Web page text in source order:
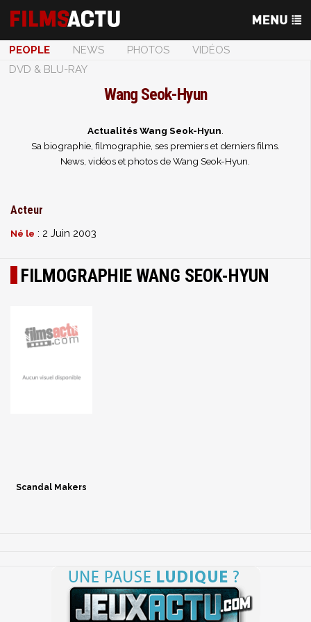
PEOPLE NEWS PHOTOS
VIDÉOS
DVD & BLU-RAY
Wang Seok-Hyun
Actualités Wang Seok-Hyun
Sa biographie, filmographie, ses premiers et derniers films.
News, vidéos et photos de Wang Seok-Hyun.
Acteur
Né le : 2 Juin 2003
FILMOGRAPHIE WANG SEOK-HYUN
Scandal Makers